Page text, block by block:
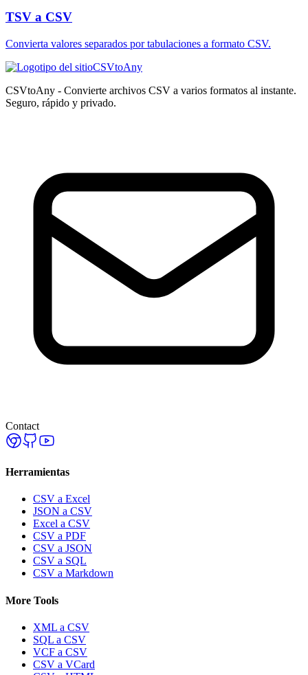
TSV a CSV
Convierta valores separados por tabulaciones a formato CSV.
CSVtoAny
CSVtoAny - Convierte archivos CSV a varios formatos al instante.
Seguro, rápido y privado.
Contact
Herramientas
CSV a Excel
JSON a CSV
Excel a CSV
CSV a PDF
CSV a JSON
CSV a SQL
CSV a Markdown
More Tools
XML a CSV
SQL a CSV
VCF a CSV
CSV a VCard